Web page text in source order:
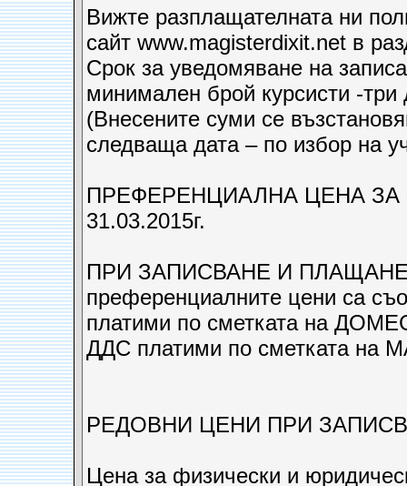
Вижте разплащателната ни
сайт www.magisterdixit.net в
Срок за уведомяване на
минимален брой курсисти -
(Внесените суми се
следваща дата – по избор на
ПРЕФЕРЕНЦИАЛНА ЦЕНА
31.03.2015г.
ПРИ ЗАПИСВАНЕ И ПЛАЩАНЕ
преференциалните цени са
платими по сметката на
ДДС платими по сметката
РЕДОВНИ ЦЕНИ ПРИ
Цена за физически и